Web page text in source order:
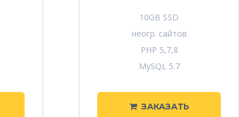
10GB SSD
неогр. сайтов
PHP 5,7,8
MySQL 5.7
ЗАКАЗАТЬ